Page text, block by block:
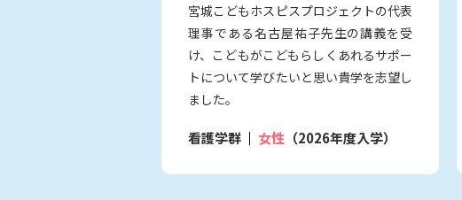
宮城こどもホスピスプロジェクトの代表
理事である名古屋祐子先生の講義を受
け、こどもがこどもらしくあれるサポー
トについて学びたいと思い貴学を志望し
ました。
看護学群 女性 （2026年度入学）